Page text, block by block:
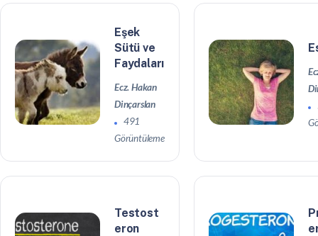
Eşek
Sütü ve
Faydaları
Ecz. Hakan
Dinçarslan
491
Görüntüleme
Testost
eron